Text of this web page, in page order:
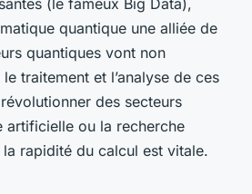
(le fameux Big Data),
quantique une alliée de
quantiques vont non
traitement et l’analyse de ces
des secteurs
artificielle ou la recherche
rapidité du calcul est vitale.